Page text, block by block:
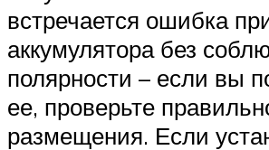
встречается ошибка
аккумулятора без
полярности – если вы
ее, проверьте
размещения. Если